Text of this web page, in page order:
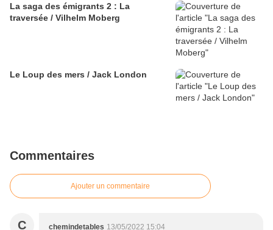
La saga des émigrants 2 : La
traversée / Vilhelm Moberg
Le Loup des mers / Jack London
Commentaires
Ajouter un commentaire
C chemindetables 13/05/2022 15:04